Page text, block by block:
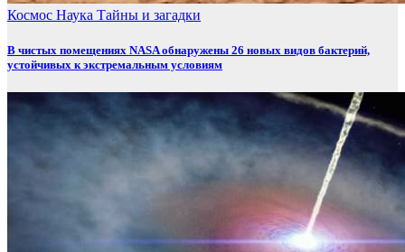
Космос Наука Тайны и загадки
В чистых помещениях NASA обнаружены 26 новых видов бактерий,
устойчивых к экстремальным условиям